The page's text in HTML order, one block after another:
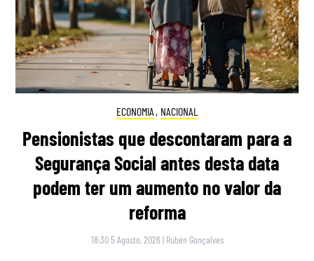
ECONOMIA , NACIONAL
Pensionistas que descontaram para a
Segurança Social antes desta data
podem ter um aumento no valor da
reforma
18:30 5 Agosto, 2026 | Rubén Gonçalves